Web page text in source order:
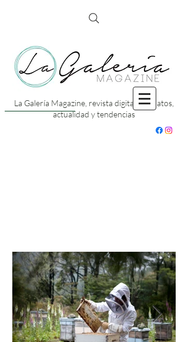
La Galería Magazine, revista digital con datos,
actualidad y tendencias